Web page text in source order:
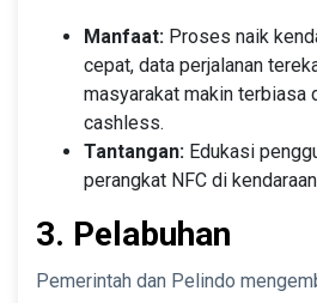
Manfaat: Proses naik
cepat, data perjalanan
masyarakat makin terbiasa
cashless.
Tantangan: Edukasi
perangkat NFC di
3. Pelabuhan
Pemerintah dan Pelindo